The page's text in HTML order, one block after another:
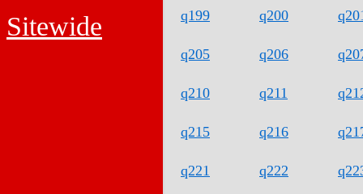
Sitewide
q199 q200
q205 q206
q210 q211
q215 q216
q221 q222